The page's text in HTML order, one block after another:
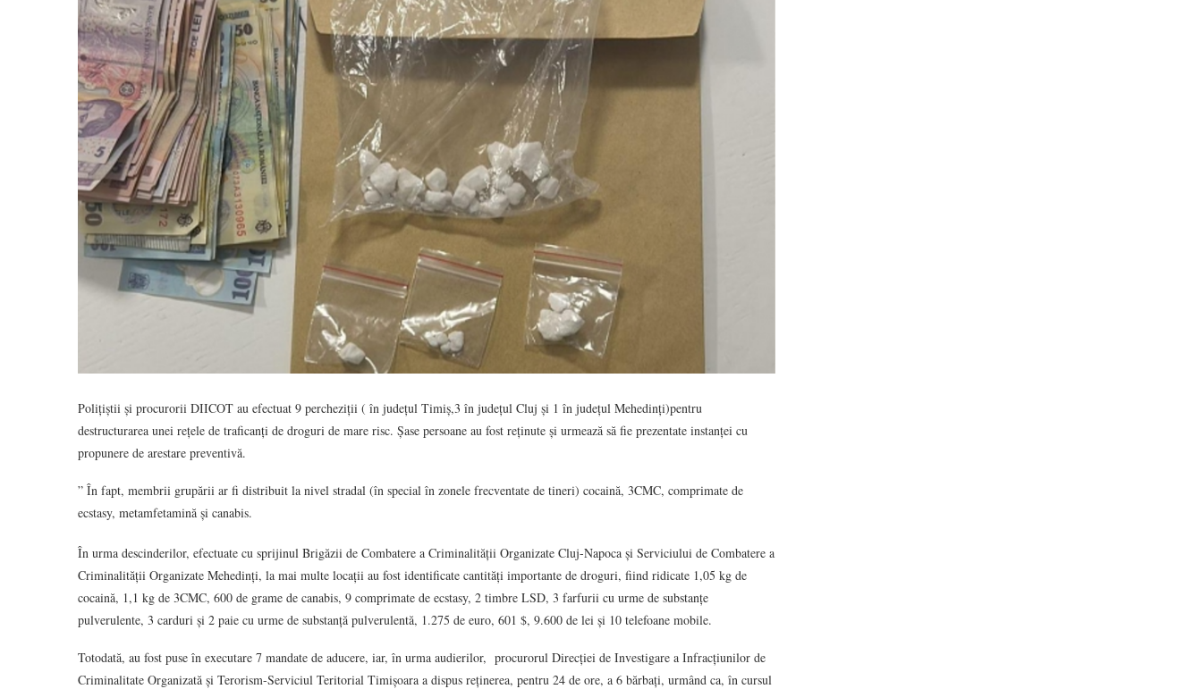
Polițiștii și procurorii DIICOT au efectuat 9 percheziții ( în județul Timiș,3 în județul Cluj și 1 în județul Mehedinți)pentru
destructurarea unei rețele de traficanți de droguri de mare risc. Șase persoane au fost reținute și urmează să fie prezentate instanței cu
propunere de arestare preventivă.
” În fapt, membrii grupării ar fi distribuit la nivel stradal (în special în zonele frecventate de tineri) cocaină, 3CMC, comprimate de
ecstasy, metamfetamină și canabis.
În urma descinderilor, efectuate cu sprijinul Brigăzii de Combatere a Criminalității Organizate Cluj-Napoca și Serviciului de Combatere a
Criminalității Organizate Mehedinți, la mai multe locații au fost identificate cantități importante de droguri, fiind ridicate 1,05 kg de
cocaină, 1,1 kg de 3CMC, 600 de grame de canabis, 9 comprimate de ecstasy, 2 timbre LSD, 3 farfurii cu urme de substanțe
pulverulente, 3 carduri și 2 paie cu urme de substanță pulverulentă, 1.275 de euro, 601 $, 9.600 de lei și 10 telefoane mobile.
Totodată, au fost puse în executare 7 mandate de aducere, iar, în urma audierilor, procurorul Direcției de Investigare a Infracțiunilor de
Criminalitate Organizată și Terorism-Serviciul Teritorial Timișoara a dispus reținerea, pentru 24 de ore, a 6 bărbați, urmând ca, în cursul